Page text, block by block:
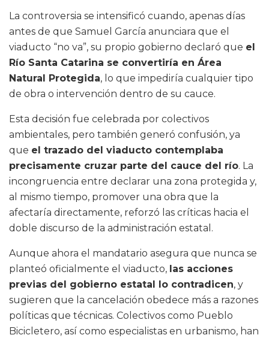
La controversia se intensificó cuando, apenas días
antes de que Samuel García anunciara que el
viaducto “no va”, su propio gobierno declaró que el
Río Santa Catarina se convertiría en Área
Natural Protegida, lo que impediría cualquier tipo
de obra o intervención dentro de su cauce.
Esta decisión fue celebrada por colectivos
ambientales, pero también generó confusión, ya
que el trazado del viaducto contemplaba
precisamente cruzar parte del cauce del río. La
incongruencia entre declarar una zona protegida y,
al mismo tiempo, promover una obra que la
afectaría directamente, reforzó las críticas hacia el
doble discurso de la administración estatal.
Aunque ahora el mandatario asegura que nunca se
planteó oficialmente el viaducto, las acciones
previas del gobierno estatal lo contradicen, y
sugieren que la cancelación obedece más a razones
políticas que técnicas. Colectivos como Pueblo
Bicicletero, así como especialistas en urbanismo, han